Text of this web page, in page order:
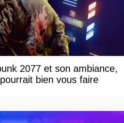
2077 et son ambiance,
bien vous faire